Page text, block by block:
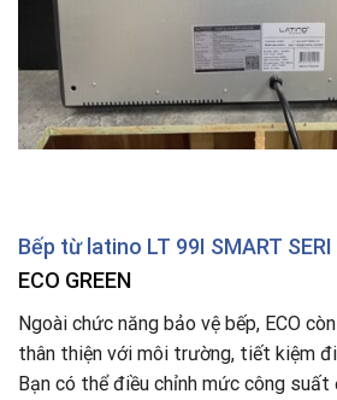
Bếp từ latino LT 99I SMART SERI
ECO GREEN
Ngoài chức năng bảo vệ bếp, ECO
thân thiện với môi trường, tiết kiệm
Bạn có thể điều chỉnh mức công